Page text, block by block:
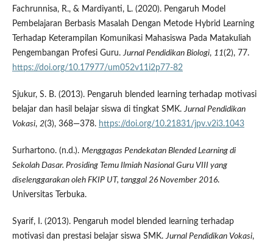
Fachrunnisa, R., & Mardiyanti, L. (2020). Pengaruh Model
Pembelajaran Berbasis Masalah Dengan Metode Hybrid Learning
Terhadap Keterampilan Komunikasi Mahasiswa Pada Matakuliah
Pengembangan Profesi Guru.Jurnal Pendidikan Biologi, 11(2), 77.
https://doi.org/10.17977/um052v11i2p77-82
Sjukur, S. B. (2013). Pengaruh blended learning terhadap motivasi
belajar dan hasil belajar siswa di tingkat SMK.Jurnal Pendidikan
Vokasi, 2(3), 368—378. https://doi.org/10.21831/jpv.v2i3.1043
Surhartono. (n.d.). Menggagas Pendekatan Blended Learning di
Sekolah Dasar. Prosiding Temu Ilmiah Nasional Guru VIII yang
diselenggarakan oleh FKIP UT, tanggal 26 November 2016.
Universitas Terbuka.
Syarif, I. (2013). Pengaruh model blended learning terhadap
motivasi dan prestasi belajar siswa SMK.Jurnal Pendidikan Vokasi,